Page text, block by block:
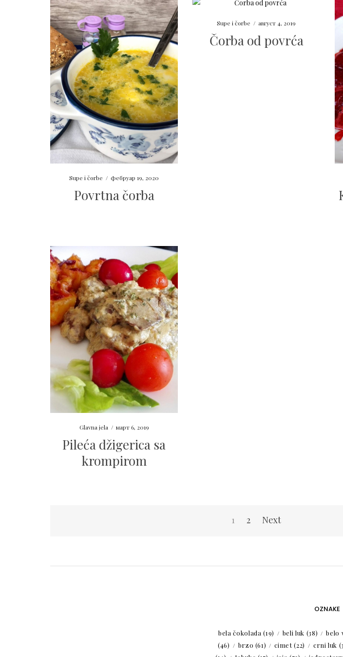
Supe i čorbe / фебруар 19, 2020
Povrtna čorba
Supe i čorbe / август 4, 2019
Čorba od povrća
Glavna jela / март 6, 2019
Pileća džigerica sa
krompirom
1 2 Next
OZNAKE
bela čokolada (19) beli luk (38) belo
(46)
brzo (61) cimet(22) crni luk